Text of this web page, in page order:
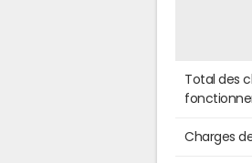
Total des
Charges